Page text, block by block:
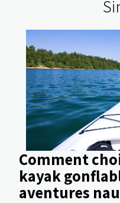
Comment
kayak
aventures